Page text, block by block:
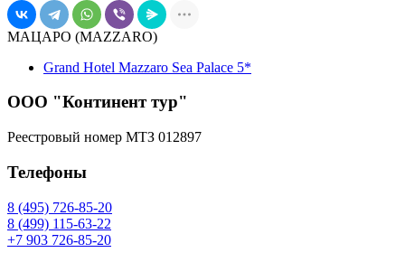
МАЦАРО (MAZZARO)
Grand Hotel Mazzaro Sea Palace 5*
ООО "Континент тур"
Реестровый номер МТЗ 012897
Телефоны
8 (495) 726-85-20
8 (499) 115-63-22
+7 903 726-85-20